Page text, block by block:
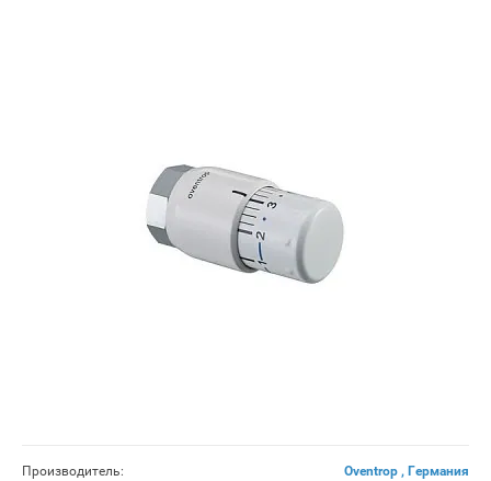
Производитель: Oventrop , Германия